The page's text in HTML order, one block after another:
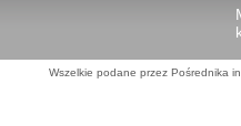
Wszelkie podane przez Pośrednika